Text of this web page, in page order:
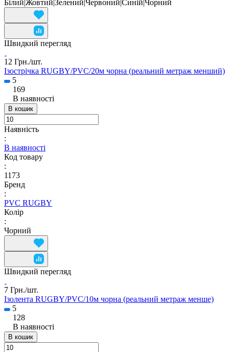
Білий|Жовтий|Зелений|Червоний|Синій|Чорний
Швидкий перегляд
12 Грн./шт.
Ізострічка RUGBY/PVC/20м чорна (реальний метраж менший)
5
169
В наявності
В кошик
Наявність
:
В наявності
Код товару
:
1173
Бренд
:
PVC RUGBY
Колір
:
Чорний
Швидкий перегляд
7 Грн./шт.
Ізолента RUGBY/PVC/10м чорна (реальний метраж менше)
5
128
В наявності
В кошик